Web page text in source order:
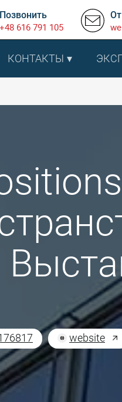
Позвонить
+48 616 791 105
КОНТАКТЫ
website